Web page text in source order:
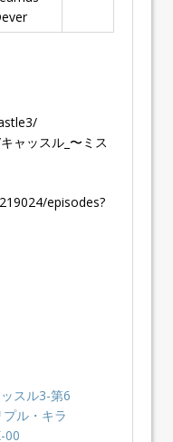
ャッスル_〜ミス
episodes?